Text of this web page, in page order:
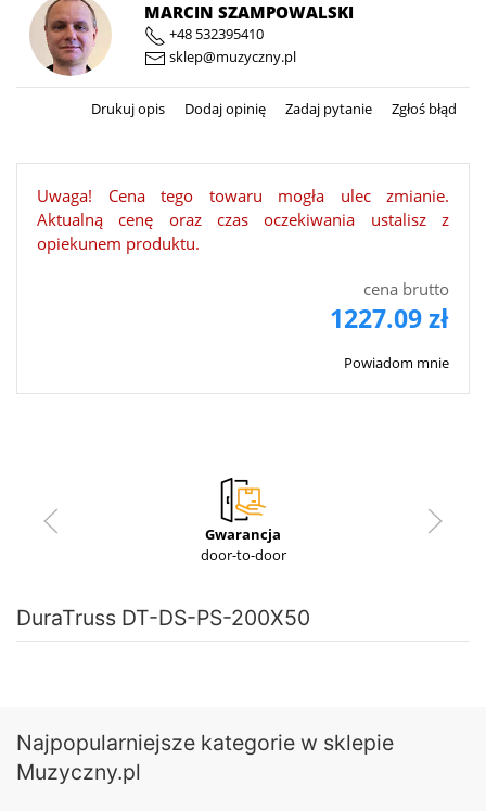
MARCIN SZAMPOWALSKI
+48 532395410
sklep@muzyczny.pl
Drukuj opis Dodaj opinię Zadaj pytanie Zgłoś błąd
Uwaga! Cena tego towaru mogła ulec zmianie.
Aktualną cenę oraz czas oczekiwania ustalisz z
opiekunem produktu.
cena brutto
1227.09 zł
Powiadom mnie
Gwarancja
door-to-door
DuraTruss DT-DS-PS-200X50
Najpopularniejsze kategorie w sklepie
Muzyczny.pl